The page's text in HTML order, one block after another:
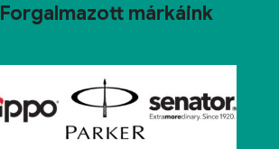
Forgalmazott márkáink